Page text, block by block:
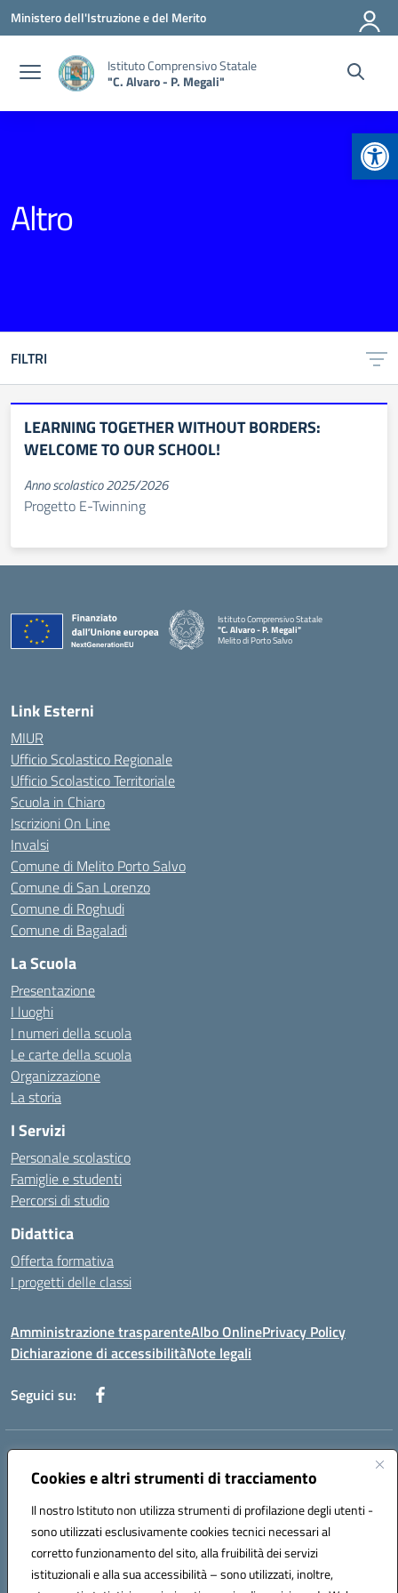
Cookies e altri strumenti di tracciamento
Il nostro Istituto non utilizza strumenti di profilazione degli utenti -
sono utilizzati esclusivamente cookies tecnici necessari al
corretto funzionamento del sito, alla fruibilità dei servizi
istituzionali e alla sua accessibilità – sono utilizzati, inoltre,
Vai ai contenuti
Vai al menu di navigazione
Vai al footer
Ministero dell'Istruzione e del Merito
Istituto Comprensivo Statale
"C. Alvaro - P. Megali"
Altro
FILTRI
LEARNING TOGETHER WITHOUT BORDERS:
WELCOME TO OUR SCHOOL!
Anno scolastico 2025/2026
Progetto E-Twinning
Istituto Comprensivo Statale
"C. Alvaro - P. Megali"
Melito di Porto Salvo
Link Esterni
MIUR
Ufficio Scolastico Regionale
Ufficio Scolastico Territoriale
Scuola in Chiaro
Iscrizioni On Line
Invalsi
Comune di Melito Porto Salvo
Comune di San Lorenzo
Comune di Roghudi
Comune di Bagaladi
La Scuola
Presentazione
I luoghi
I numeri della scuola
Le carte della scuola
Organizzazione
La storia
I Servizi
Personale scolastico
Famiglie e studenti
Percorsi di studio
Didattica
Offerta formativa
I progetti delle classi
Amministrazione trasparenteAlbo OnlinePrivacy Policy
Dichiarazione di accessibilitàNote legali
Seguici su:
Indirizzo:
Centralino:+39 0965 78 12 60 Email:rcic841003@istruzione.it
Codice fiscale: 92034530805
Codice meccanografico:
rcic841003
Codice Indice delle Pubbliche Amministrazioni (IPA): istsc_rcic841003